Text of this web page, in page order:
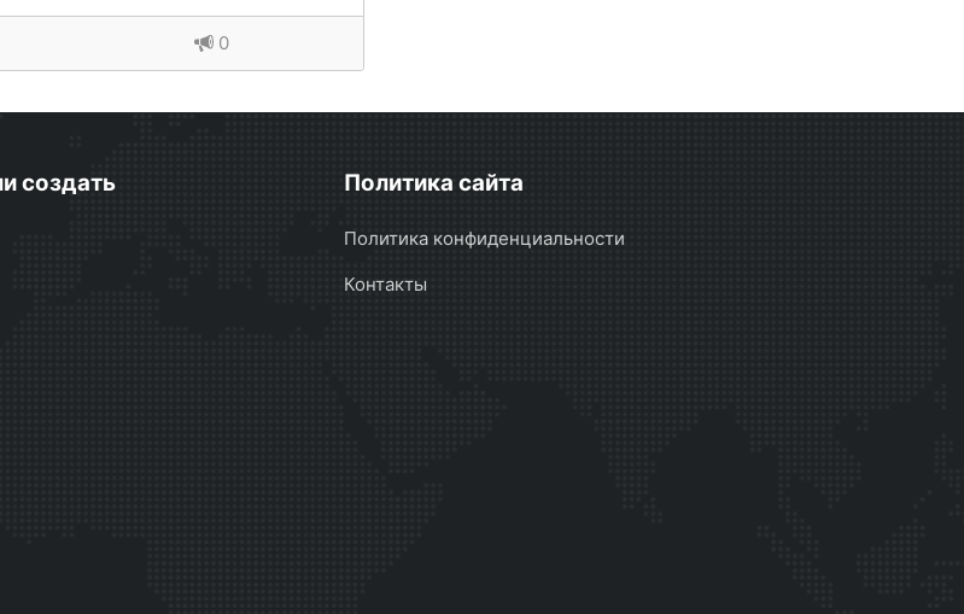
0
создать Политика сайта
Политика конфиденциальности
Контакты